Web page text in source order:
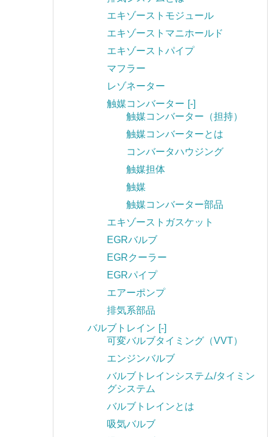
エキゾーストモジュール
エキゾーストマニホールド
エキゾーストパイプ
マフラー
レゾネーター
触媒コンバーター [-]
触媒コンバーター（担持）
触媒コンバーターとは
コンバータハウジング
触媒担体
触媒
触媒コンバーター部品
エキゾーストガスケット
EGRバルブ
EGRクーラー
EGRパイプ
エアーポンプ
排気系部品
バルブトレイン [-]
可変バルブタイミング（VVT）
エンジンバルブ
バルブトレインシステム/タイミン
グシステム
バルブトレインとは
吸気バルブ